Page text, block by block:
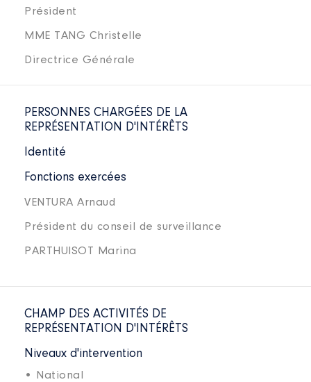
Président
MME TANG Christelle
Directrice Générale
PERSONNES CHARGÉES DE LA
REPRÉSENTATION D'INTÉRÊTS
Identité
Fonctions exercées
VENTURA Arnaud
Président du conseil de surveillance
PARTHUISOT Marina
CHAMP DES ACTIVITÉS DE
REPRÉSENTATION D'INTÉRÊTS
Niveaux d'intervention
• National